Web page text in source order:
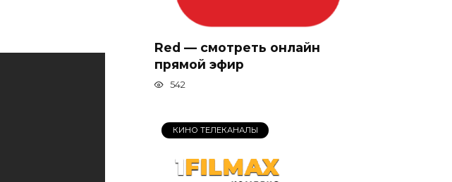
Red — смотреть онлайн
прямой эфир
542
КИНО ТЕЛЕКАНАЛЫ